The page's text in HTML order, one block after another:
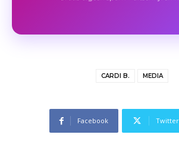
CARDI B. MEDIA
Facebook Twitter